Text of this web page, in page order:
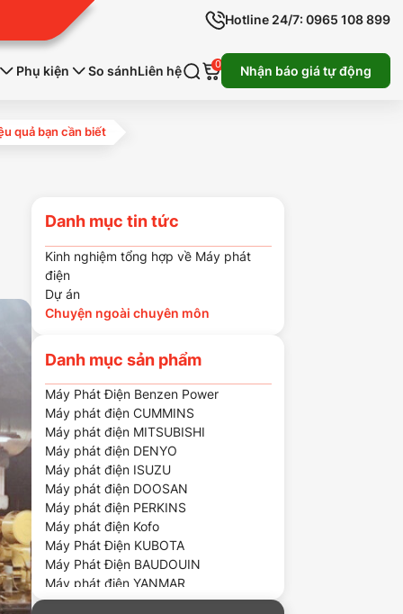
Hotline 24/7: 0965 108 899
Phụ kiện So sánhLiên hệ 0 Nhận báo giá tự động
quả bạn cần biết
Danh mục tin tức
Kinh nghiệm tổng hợp về Máy phát
điện
Dự án
Chuyện ngoài chuyên môn
Danh mục sản phẩm
Máy Phát Điện Benzen Power
Máy phát điện CUMMINS
Máy phát điện MITSUBISHI
Máy phát điện DENYO
Máy phát điện ISUZU
Máy phát điện DOOSAN
Máy phát điện PERKINS
Máy phát điện Kofo
Máy Phát Điện KUBOTA
Máy Phát Điện BAUDOUIN
Máy phát điện YANMAR
Máy phát điện chạy dầu